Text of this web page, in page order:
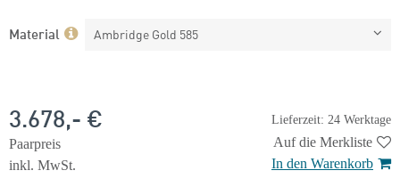
Material Ambridge Gold 585
Lieferzeit: 24 Werktage
3.678,- €
Paarpreis
inkl. MwSt.
Auf die Merkliste
In den Warenkorb